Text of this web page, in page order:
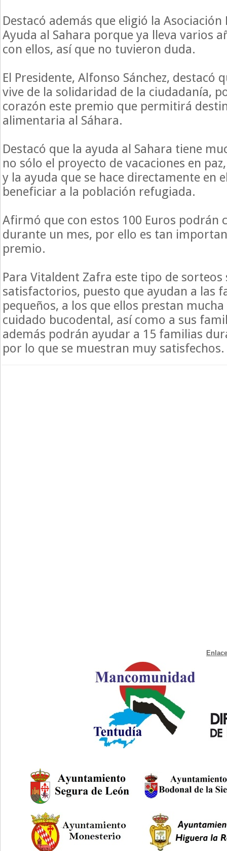
Destacó además que eligió la Asociación
Ayuda al Sahara porque ya lleva varios
con ellos, así que no tuvieron duda.
El Presidente, Alfonso Sánchez, destacó
vive de la solidaridad de la ciudadanía,
corazón este premio que permitirá
alimentaria al Sáhara.
Destacó que la ayuda al Sahara tiene
no sólo el proyecto de vacaciones en
y la ayuda que se hace directamente en
beneficiar a la población refugiada.
Afirmó que con estos 100 Euros podrán
durante un mes, por ello es tan
premio.
Para Vitaldent Zafra este tipo de sorteos
satisfactorios, puesto que ayudan a las
pequeños, a los que ellos prestan
cuidado bucodental, así como a sus
además podrán ayudar a 15 familias
por lo que se muestran muy satisfechos.